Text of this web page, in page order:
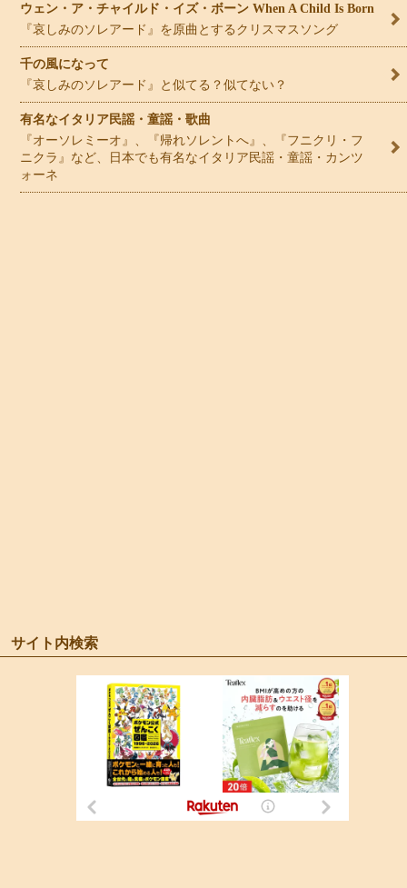
ウェン・ア・チャイルド・イズ・ボーン When A Child Is Born
『哀しみのソレアード』を原曲とするクリスマスソング
千の風になって
『哀しみのソレアード』と似てる？似てない？
有名なイタリア民謡・童謡・歌曲
『オーソレミーオ』、『帰れソレントへ』、『フニクリ・フ
ニクラ』など、日本でも有名なイタリア民謡・童謡・カンツ
ォーネ
サイト内検索